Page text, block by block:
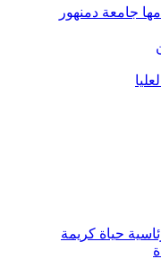
جامعة دمنهور
حياة كريمة